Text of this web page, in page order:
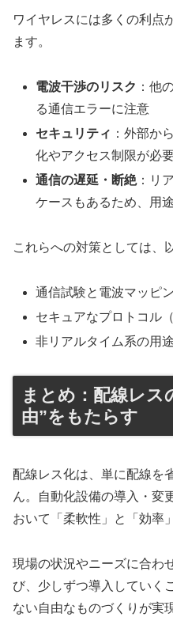
ワイヤレスには多くの利点
ます。
電波干渉のリスク ：他
る通信エラーに注意
セキュリティ ：外部か
化やアクセス制限が必
通信の遅延・断絶：リ
ケースもあるため、用
これらへの対策としては、
通信試験と電波マッピ
セキュアなプロトコル
非リアルタイム系の用
まとめ：配線レス
由”をもたらす
配線レス化は、単に配線を
ん。自動化設備の導入・変
おいて「柔軟性」と「効率
現場の状況やニーズに合わ
び、少しずつ導入していく
ない自由なものづくりが実